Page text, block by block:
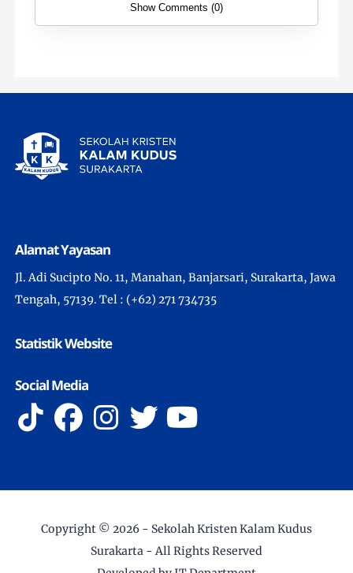
Show Comments (0)
Alamat Yayasan
Jl. Adi Sucipto No. 11, Manahan, Banjarsari, Surakarta, Jawa
Tengah, 57139. Tel : (+62) 271 734735
Statistik Website
Social Media
Copyright © 2026 - Sekolah Kristen Kalam Kudus
Surakarta - All Rights Reserved